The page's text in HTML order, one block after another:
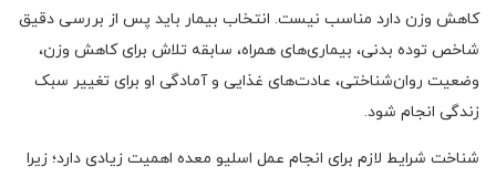
کاهش وزن دارد مناسب نیست. انتخاب بیمار باید پس از بررسی دقیق
شاخص توده بدنی، بیماری‌های همراه، سابقه تلاش برای کاهش وزن،
وضعیت روان‌شناختی، عادت‌های غذایی و آمادگی او برای تغییر سبک
زندگی انجام شود.
شناخت شرایط لازم برای انجام عمل اسلیو معده اهمیت زیادی دارد؛ زیرا